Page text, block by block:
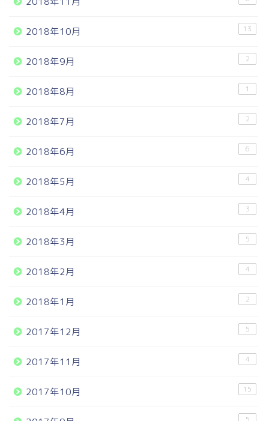
2018年10月 13
2018年9月 2
2018年8月 1
2018年7月 2
2018年6月 6
2018年5月 4
2018年4月 3
2018年3月 5
2018年2月 4
2018年1月 2
2017年12月 5
2017年11月 4
2017年10月 15
5